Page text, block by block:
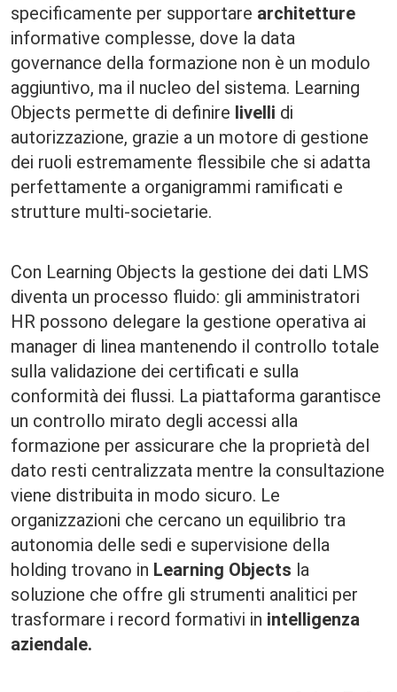
specificamente per supportare architetture
informative complesse, dove la data
governance della formazione non è un modulo
aggiuntivo, ma il nucleo del sistema. Learning
Objects permette di definire livelli di
autorizzazione, grazie a un motore di gestione
dei ruoli estremamente flessibile che si adatta
perfettamente a organigrammi ramificati e
strutture multi-societarie.
Con Learning Objects la gestione dei dati LMS
diventa un processo fluido: gli amministratori
HR possono delegare la gestione operativa ai
manager di linea mantenendo il controllo totale
sulla validazione dei certificati e sulla
conformità dei flussi. La piattaforma garantisce
un controllo mirato degli accessi alla
formazione per assicurare che la proprietà del
dato resti centralizzata mentre la consultazione
viene distribuita in modo sicuro. Le
organizzazioni che cercano un equilibrio tra
autonomia delle sedi e supervisione della
holding trovano in Learning Objects la
soluzione che offre gli strumenti analitici per
trasformare i record formativi in intelligenza
aziendale.